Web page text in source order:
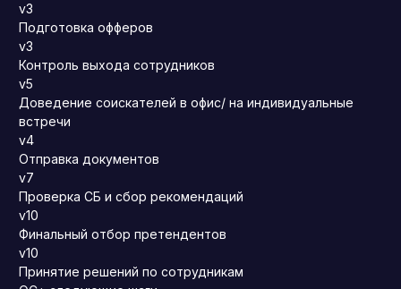
v3
Подготовка офферов
v3
Контроль выхода сотрудников
v5
Доведение соискателей в офис/ на индивидуальные
встречи
v4
Отправка документов
v7
Проверка СБ и сбор рекомендаций
v10
Финальный отбор претендентов
v10
Принятие решений по сотрудникам